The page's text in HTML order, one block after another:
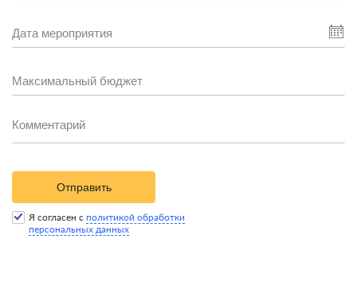
Отправить
Я согласен с политикой обработки
персональных данных